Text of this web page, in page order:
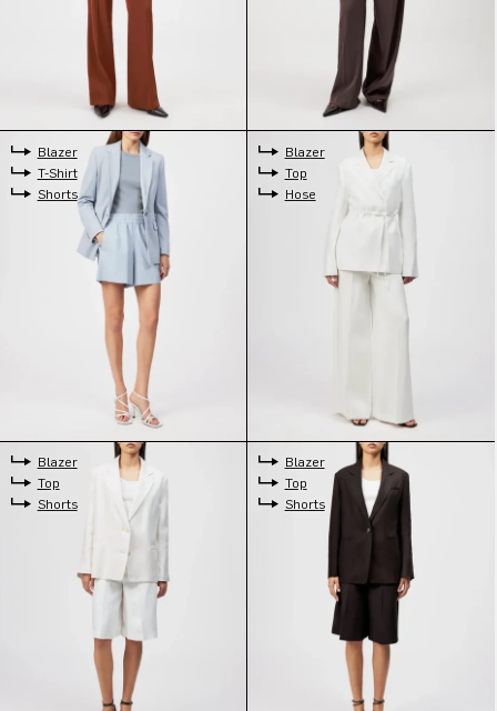
Blazer
T-Shirt
Shorts
Blazer
Top
Hose
Blazer
Top
Shorts
Blazer
Top
Shorts